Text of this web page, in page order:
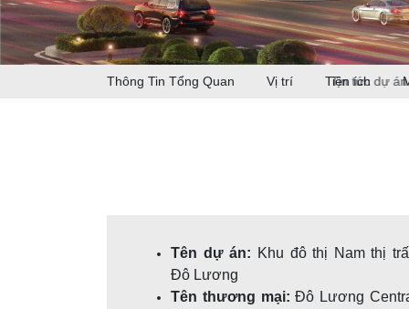
Thông Tin Tổng Quan Vị trí Tiện ích
Tên dự án: Khu đô thị Nam thị
Đô Lương
Tên thương mại:Đô Lương